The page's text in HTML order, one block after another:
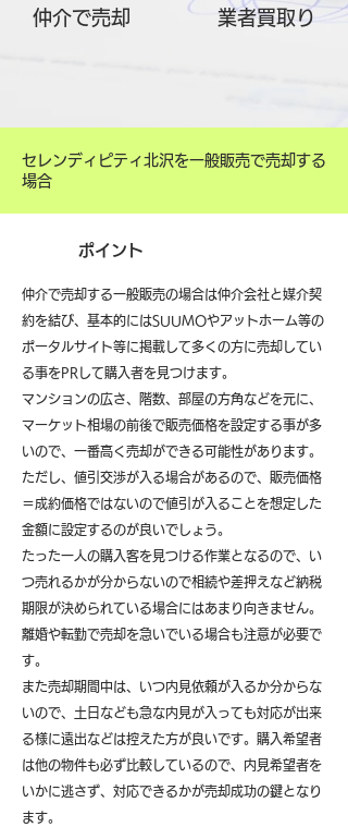
仲介で売却 ​業者買取り
セレンディピティ北沢を一般販売で売却する
場合
ポイント
仲介で売却する一般販売の場合は仲介会社と媒介契
約を結び、基本的にはSUUMOやアットホーム等の
ポータルサイト等に掲載して多くの方に売却してい
る事をPRして購入者を見つけます。
マンションの広さ、階数、部屋の方角などを元に、
マーケット相場の前後で販売価格を設定する事が多
いので、一番高く売却ができる可能性があります。
ただし、値引交渉が入る場合があるので、販売価格
＝成約価格ではないので値引が入ることを想定した
金額に設定するのが良いでしょう。
たった一人の購入客を見つける作業となるので、い
つ売れるかが分からないので相続や差押えなど納税
期限が決められている場合にはあまり向きません。
離婚や転勤で売却を急いでいる場合も注意が必要で
す。
また売却期間中は、いつ内見依頼が入るか分からな
いので、土日なども急な内見が入っても対応が出来
る様に遠出などは控えた方が良いです。購入希望者
は他の物件も必ず比較しているので、内見希望者を
いかに逃さず、対応できるかが売却成功の鍵となり
ます。